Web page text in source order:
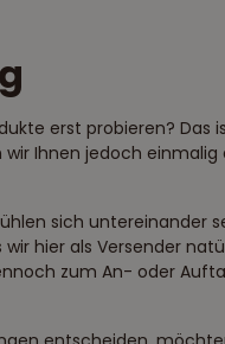
erst probieren?
Ihnen jedoch
sich untereinander
hier als Versender
zum An- oder